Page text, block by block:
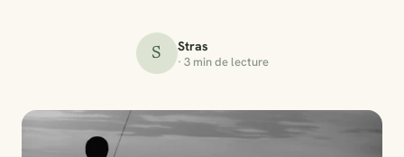
S Stras
· 3 min de lecture